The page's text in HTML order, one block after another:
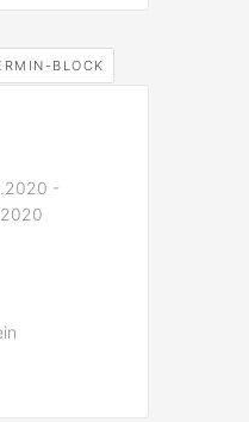
BLOCK
-